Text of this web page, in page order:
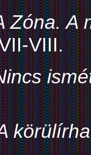
Zóna. A
VIII.